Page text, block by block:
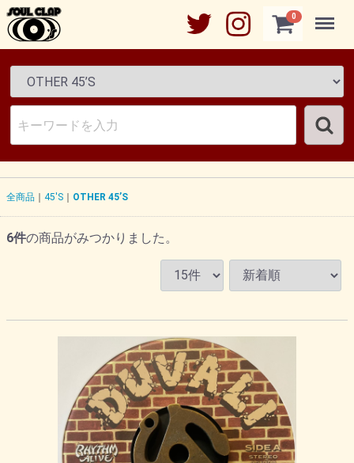
0 Menu
全商品 45'S OTHER 45’S
6件の商品がみつかりました。